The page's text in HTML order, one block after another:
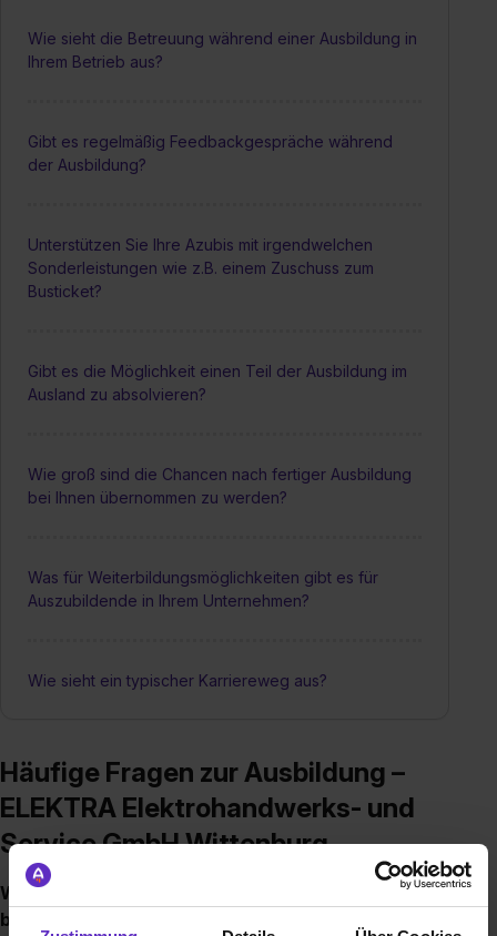
Wie sieht die Betreuung während einer Ausbildung in
Ihrem Betrieb aus?
Gibt es regelmäßig Feedbackgespräche während
der Ausbildung?
Unterstützen Sie Ihre Azubis mit irgendwelchen
Sonderleistungen wie z.B. einem Zuschuss zum
Busticket?
Gibt es die Möglichkeit einen Teil der Ausbildung im
Ausland zu absolvieren?
Wie groß sind die Chancen nach fertiger Ausbildung
bei Ihnen übernommen zu werden?
Was für Weiterbildungsmöglichkeiten gibt es für
Auszubildende in Ihrem Unternehmen?
Wie sieht ein typischer Karriereweg aus?
Häufige Fragen zur Ausbildung –
ELEKTRA Elektrohandwerks- und
Service GmbH Wittenburg
Welche Ausbildungen/Dualen Studiengänge
bieten Sie an?